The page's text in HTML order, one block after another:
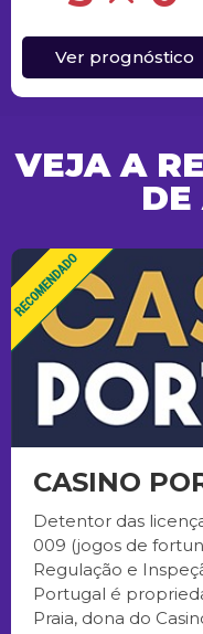
Ver prognóstico
VEJA A
DE
CASINO
Detentor das
009 (jogos de
Regulação e
Portugal é
Praia, dona do